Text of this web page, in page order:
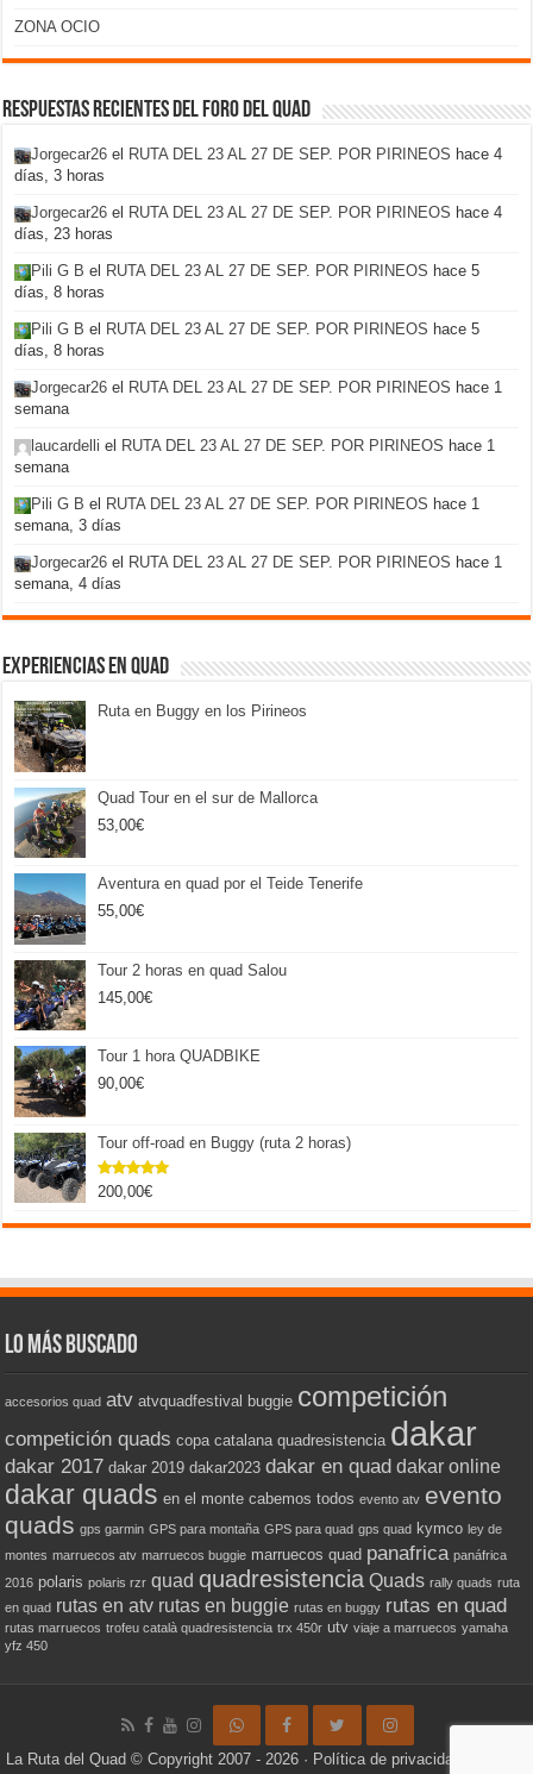
ZONA OCIO
Respuestas recientes del foro del Quad
Jorgecar26 el RUTA DEL 23 AL 27 DE SEP. POR PIRINEOS hace 4
días, 3 horas
Jorgecar26 el RUTA DEL 23 AL 27 DE SEP. POR PIRINEOS hace 4
días, 23 horas
Pili G B el RUTA DEL 23 AL 27 DE SEP. POR PIRINEOS hace 5
días, 8 horas
Pili G B el RUTA DEL 23 AL 27 DE SEP. POR PIRINEOS hace 5
días, 8 horas
Jorgecar26 el RUTA DEL 23 AL 27 DE SEP. POR PIRINEOS hace 1
semana
laucardelli el RUTA DEL 23 AL 27 DE SEP. POR PIRINEOS hace 1
semana
Pili G B el RUTA DEL 23 AL 27 DE SEP. POR PIRINEOS hace 1
semana, 3 días
Jorgecar26 el RUTA DEL 23 AL 27 DE SEP. POR PIRINEOS hace 1
semana, 4 días
Experiencias en Quad
Ruta en Buggy en los Pirineos
Quad Tour en el sur de Mallorca
53,00€
Aventura en quad por el Teide Tenerife
55,00€
Tour 2 horas en quad Salou
145,00€
Tour 1 hora QUADBIKE
90,00€
Tour off-road en Buggy (ruta 2 horas)
Valorado
de 5
200,00€
Lo más buscado
accesorios quad atv atvquadfestival buggie competición
competición quads copa catalana quadresistencia dakar
dakar 2017 dakar 2019 dakar2023 dakar en quad dakar online
dakar quads en el monte cabemos todos evento atv evento
quads gps garmin GPS para montaña GPS para quad gps quad kymco ley de
montes marruecos atv marruecos buggie marruecos quad panafrica panáfrica
2016 polaris polaris rzr quad quadresistencia Quads rally quads ruta
en quad rutas en atv rutas en buggie rutas en buggy rutas en quad
rutas marruecos trofeu català quadresistencia trx 450r utv viaje a marruecos yamaha
yfz 450
La Ruta del Quad © Copyright 2007 - 2026 · Política de privacidad